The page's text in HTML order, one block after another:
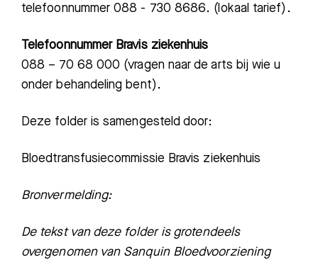
telefoonnummer 088 - 730 8686. (lokaal tarief) .
Telefoonnummer Bravis ziekenhuis
088 – 70 68 000 (vragen naar de arts bij wie u
onder behandeling bent).
Deze folder is samengesteld door:
Bloedtransfusiecommissie Bravis ziekenhuis
Bronvermelding:
De tekst van deze folder is grotendeels
overgenomen van Sanquin Bloedvoorziening